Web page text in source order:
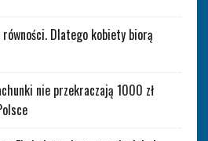
Dlatego kobiety biorą
nie przekraczają 1000 zł